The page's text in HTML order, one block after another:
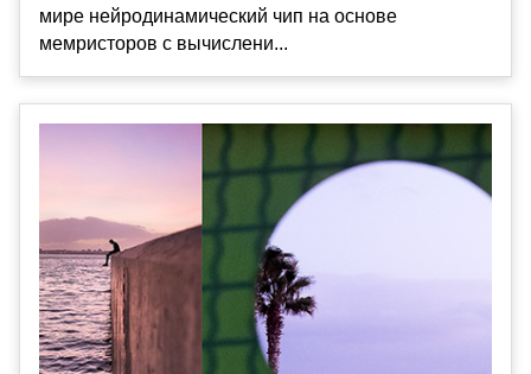
мире нейродинамический чип на основе
мемристоров с вычислени...